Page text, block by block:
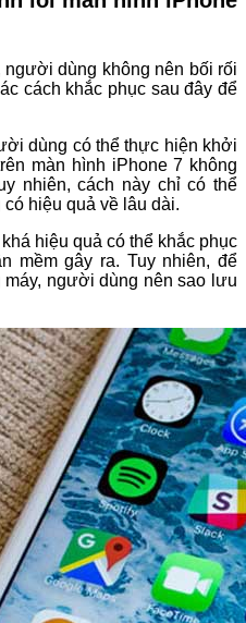
dùng không nên bối rối
cách khắc phục sau đây để
dùng có thể thực hiện khởi
màn hình iPhone 7 không
nhiên, cách này chỉ có thể
hiệu quả về lâu dài.
hiệu quả có thể khắc phục
mềm gây ra. Tuy nhiên, để
người dùng nên sao lưu